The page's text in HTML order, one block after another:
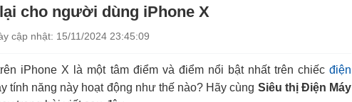
cho người dùng iPhone X
cập nhật: 15/11/2024 23:45:09
iPhone X là một tâm điểm và điểm nổi bật nhất trên chiếc điện
tính năng này hoạt động như thế nào? Hãy cùng Siêu thị Điện Máy